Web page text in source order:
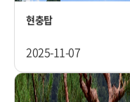
현충탑
2025-11-07